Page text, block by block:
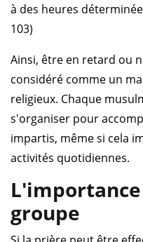
à des heures
103)
Ainsi, être en retard ou
considéré comme un
religieux. Chaque
s'organiser pour
impartis, même si cela
activités quotidiennes.
groupe